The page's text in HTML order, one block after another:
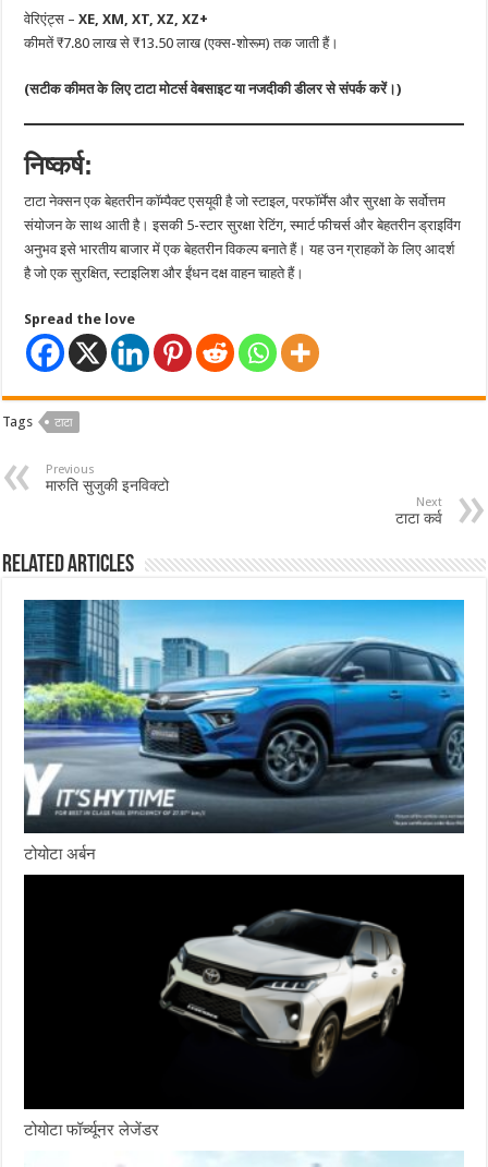
वेरिएंट्स –XE, XM, XT, XZ, XZ+
कीमतें ₹7.80 लाख से ₹13.50 लाख (एक्स-शोरूम) तक जाती हैं।
(सटीक कीमत के लिए टाटा मोटर्स वेबसाइट या नजदीकी डीलर से संपर्क करें।)
निष्कर्ष:
टाटा नेक्सन एक बेहतरीन कॉम्पैक्ट एसयूवी है जो स्टाइल, परफॉर्मेंस और सुरक्षा के सर्वोत्तम
संयोजन के साथ आती है। इसकी 5-स्टार सुरक्षा रेटिंग, स्मार्ट फीचर्स और बेहतरीन ड्राइविंग
अनुभव इसे भारतीय बाजार में एक बेहतरीन विकल्प बनाते हैं। यह उन ग्राहकों के लिए आदर्श
है जो एक सुरक्षित, स्टाइलिश और ईंधन दक्ष वाहन चाहते हैं।
Spread the love
Tags टाटा
Previous
मारुति सुजुकी इनविक्टो
Next
टाटा कर्व
Related Articles
टोयोटा अर्बन
टोयोटा फॉर्च्यूनर लेजेंडर